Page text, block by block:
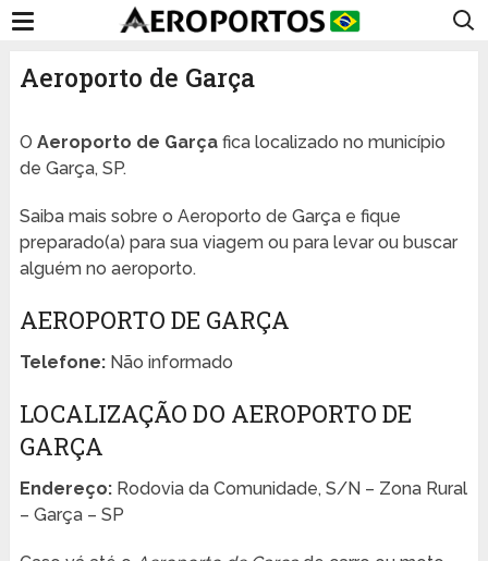
Aeroporto de Garça
O Aeroporto de Garçafica localizado no município
de Garça, SP.
Saiba mais sobre o Aeroporto de Garça e fique
preparado(a) para sua viagem ou para levar ou buscar
alguém no aeroporto.
AEROPORTO DE GARÇA
Telefone:Não informado
LOCALIZAÇÃO DO AEROPORTO DE
GARÇA
Endereço:Rodovia da Comunidade, S/N – Zona Rural
– Garça – SP